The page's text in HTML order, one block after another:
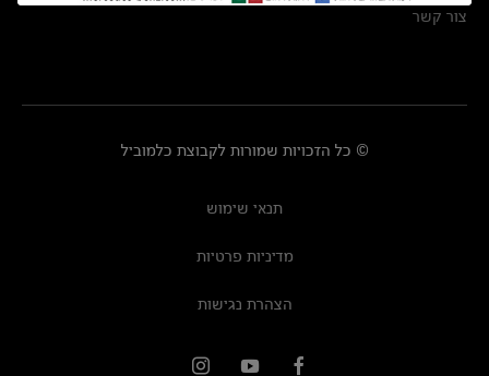
צור קשר
© כל הזכויות שמורות לקבוצת כלמוביל
תנאי שימוש
מדיניות פרטיות
הצהרת נגישות